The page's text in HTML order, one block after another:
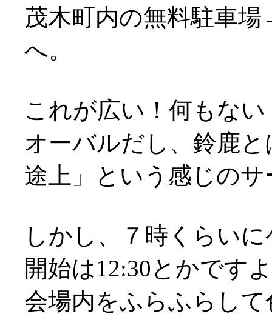
茂木町内の無料駐車
へ。
これが広い！何もない
オーバルだし、鈴鹿
途上」という感じの
しかし、７時くらい
開始は12:30とかです
会場内をふらふらし